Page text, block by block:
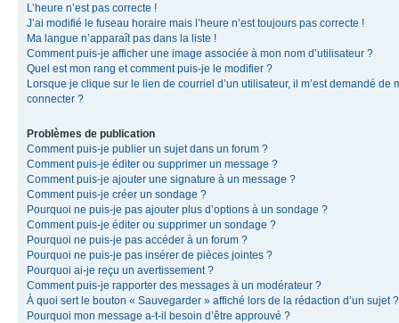
L’heure n’est pas correcte !
J’ai modifié le fuseau horaire mais l’heure n’est toujours pas correcte !
Ma langue n’apparaît pas dans la liste !
Comment puis-je afficher une image associée à mon nom d’utilisateur ?
Quel est mon rang et comment puis-je le modifier ?
Lorsque je clique sur le lien de courriel d’un utilisateur, il m’est demandé de
connecter ?
Problèmes de publication
Comment puis-je publier un sujet dans un forum ?
Comment puis-je éditer ou supprimer un message ?
Comment puis-je ajouter une signature à un message ?
Comment puis-je créer un sondage ?
Pourquoi ne puis-je pas ajouter plus d’options à un sondage ?
Comment puis-je éditer ou supprimer un sondage ?
Pourquoi ne puis-je pas accéder à un forum ?
Pourquoi ne puis-je pas insérer de pièces jointes ?
Pourquoi ai-je reçu un avertissement ?
Comment puis-je rapporter des messages à un modérateur ?
À quoi sert le bouton « Sauvegarder » affiché lors de la rédaction d’un sujet ?
Pourquoi mon message a-t-il besoin d’être approuvé ?